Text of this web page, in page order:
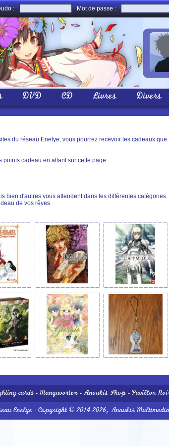
: Mot de passe :
DVD CD Livres Divers
du réseau Enelye, vous pourrez recevoir les cadeaux que
points cadeau en allant sur cette page.
bien d'autres vous attendent dans les différentes catégories.
de vos rêves.
cards - Mangavortex - Anoukis Shop - Pavillon
Enelye- Copyright © 2014-2026, Anoukis Multimedia